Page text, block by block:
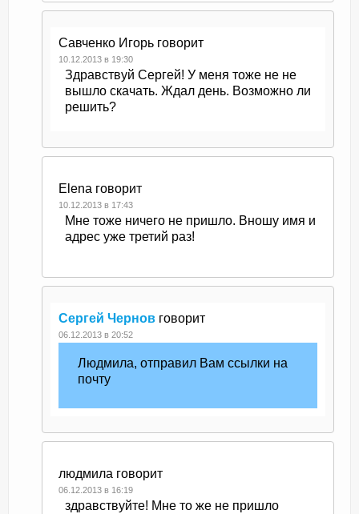
Савченко Игорь говорит
10.12.2013 в 19:30
Здравствуй Сергей! У меня тоже не не
вышло скачать. Ждал день. Возможно ли
решить?
Elena говорит
10.12.2013 в 17:43
Мне тоже ничего не пришло. Вношу имя и
адрес уже третий раз!
Сергей Чернов говорит
06.12.2013 в 20:52
Людмила, отправил Вам ссылки на
почту
людмила говорит
06.12.2013 в 16:19
здравствуйте! Мне то же не пришло